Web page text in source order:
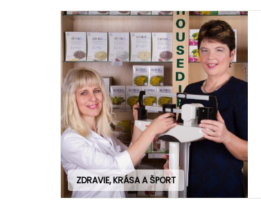
ZDRAVIE, KRÁSA A ŠPORT